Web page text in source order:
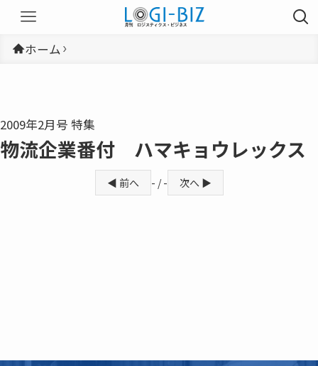
ホーム
2009年2月号 特集
物流企業番付 ハマキョウレックス
◀ 前へ - / - 次へ ▶